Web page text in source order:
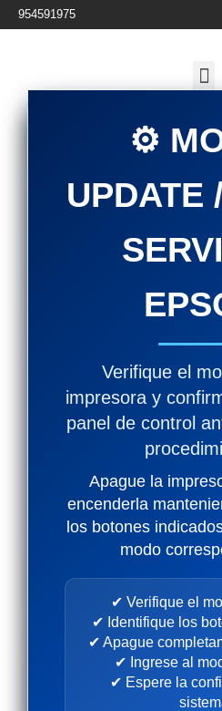
954591975
⚙️
UPDATE
Verifique el
impresora y
panel de control
Apague la
encenderla
los botones
modo
✔ Verifique el
✔ Identifique los
✔ Apague
✔ Ingrese al
✔ Espere la